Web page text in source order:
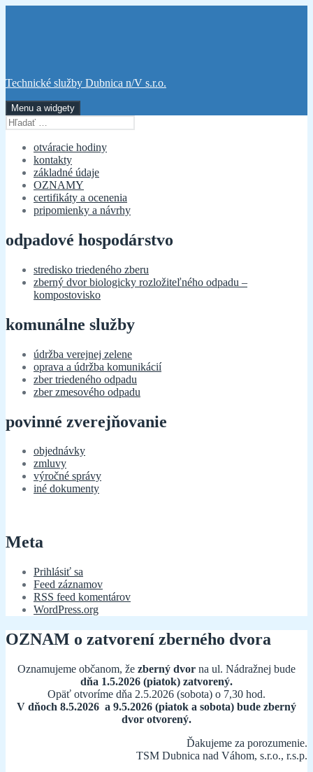
Technické služby Dubnica n/V s.r.o.
Menu a widgety
Hľadať:
otváracie hodiny
kontakty
základné údaje
OZNAMY
certifikáty a ocenenia
pripomienky a návrhy
odpadové hospodárstvo
stredisko triedeného zberu
zberný dvor biologicky rozložiteľného odpadu –
kompostovisko
komunálne služby
údržba verejnej zelene
oprava a údržba komunikácií
zber triedeného odpadu
zber zmesového odpadu
povinné zverejňovanie
objednávky
zmluvy
výročné správy
iné dokumenty
Meta
Prihlásiť sa
Feed záznamov
RSS feed komentárov
WordPress.org
OZNAM o zatvorení zberného dvora
Oznamujeme občanom, že zberný dvor na ul. Nádražnej bude
dňa 1.5.2026 (piatok) zatvorený.
Opäť otvoríme dňa 2.5.2026 (sobota) o 7,30 hod.
V dňoch 8.5.2026 a 9.5.2026 (piatok a sobota) bude zberný
dvor otvorený.
Ďakujeme za porozumenie.
TSM Dubnica nad Váhom, s.r.o., r.s.p.